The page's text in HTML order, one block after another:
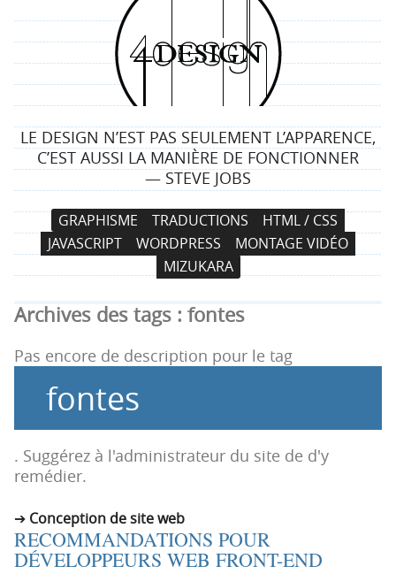
4
d
e
s
i
g
n
LE DESIGN N’EST PAS SEULEMENT L’APPARENCE,
C’EST AUSSI LA MANIÈRE DE FONCTIONNER
— STEVE JOBS
g
a
t
i
p
i
c
i
p
r
a
u
c
t
n
GRAPHISME TRADUCTIONS
HTML / CSS
JAVASCRIPT
WORDPRESS
MONTAGE VIDÉO
MIZUKARA
Archives des tags : fontes
Pas encore de description pour le tag
fontes
. Suggérez à l'administrateur du site de d'y
remédier.
Conception de site web
RECOMMANDATIONS POUR
DÉVELOPPEURS WEB FRONT-END